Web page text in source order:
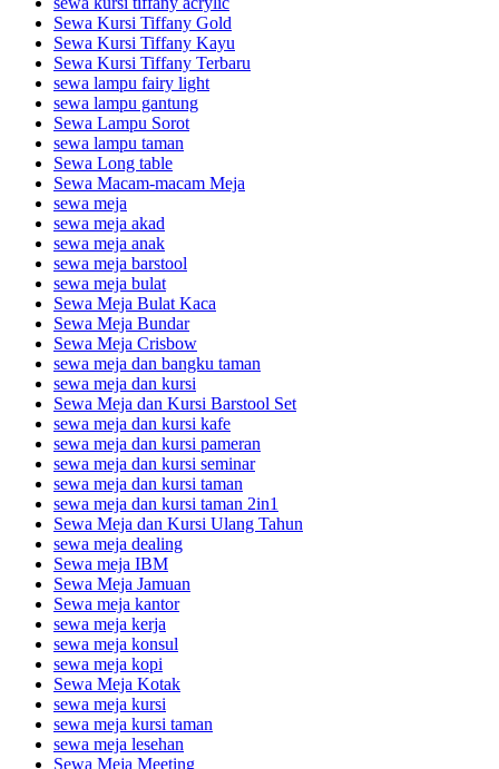
Sewa Kursi Tiffany Gold
Sewa Kursi Tiffany Kayu
Sewa Kursi Tiffany Terbaru
sewa lampu fairy light
sewa lampu gantung
Sewa Lampu Sorot
sewa lampu taman
Sewa Long table
Sewa Macam-macam Meja
sewa meja
sewa meja akad
sewa meja anak
sewa meja barstool
sewa meja bulat
Sewa Meja Bulat Kaca
Sewa Meja Bundar
Sewa Meja Crisbow
sewa meja dan bangku taman
sewa meja dan kursi
Sewa Meja dan Kursi Barstool Set
sewa meja dan kursi kafe
sewa meja dan kursi pameran
sewa meja dan kursi seminar
sewa meja dan kursi taman
sewa meja dan kursi taman 2in1
Sewa Meja dan Kursi Ulang Tahun
sewa meja dealing
Sewa meja IBM
Sewa Meja Jamuan
Sewa meja kantor
sewa meja kerja
sewa meja konsul
sewa meja kopi
Sewa Meja Kotak
sewa meja kursi
sewa meja kursi taman
sewa meja lesehan
Sewa Meja Meeting